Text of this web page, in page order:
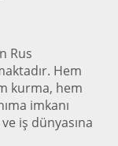
Rus
Hem
kurma, hem
imkanı
iş dünyasına